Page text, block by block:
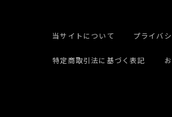
当サイトについて プライバ
特定商取引法に基づく表記